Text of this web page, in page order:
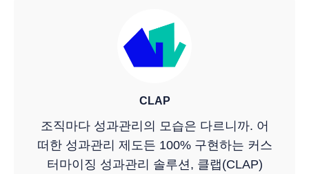
CLAP
조직마다 성과관리의 모습은 다르니까. 어
떠한 성과관리 제도든 100% 구현하는 커스
터마이징 성과관리 솔루션, 클랩(CLAP)